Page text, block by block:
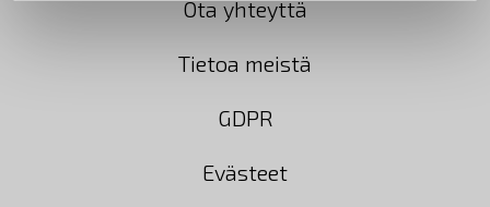
Ota yhteyttä
Tietoa meistä
GDPR
Evästeet